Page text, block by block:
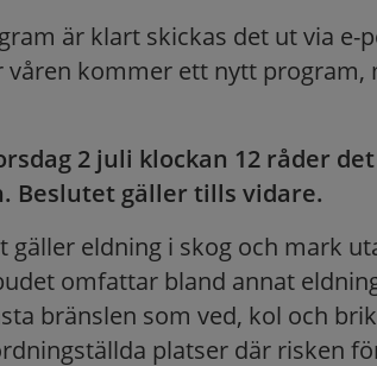
är klart skickas det ut via e-
våren kommer ett nytt program,
2 juli klockan 12 råder
Beslutet gäller tills vidare.
gäller eldning i skog och mark
omfattar bland annat
bränslen som ved, kol och
platser där risken